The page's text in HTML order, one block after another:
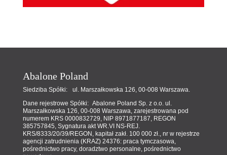
Abalone Poland
Siedziba Spółki: ul. Marszałkowska 126, 00-008 Warszawa.
Dane rejestrowe Spółki: Abalone Poland Sp. z o.o. ul.
Marszałkowska 126, 00-008 Warszawa, zarejestrowana pod
numerem KRS 0000832729, NIP 8971877187, REGON
385757845, Sygnatura akt WR.VI NS-REJ.
KRS/8333/20/39/REGON, kapitał zakł. 100 000 zł., nr w rejestrze
agencji zatrudnienia (KRAZ) 24376: praca tymczasowa,
pośrednictwo pracy, doradztwo personalne, pośrednictwo